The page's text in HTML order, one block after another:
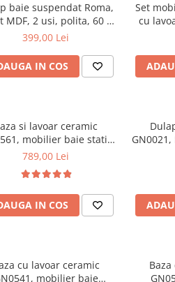
baie suspendat Roma,
MDF, 2 usi, polita, 60 x
68 cm, alb
399,00 Lei
IN COS
Set
cu
front
si lavoar ceramic
mobilier baie stativ
cm, front MDF, 2 usi,
alb/antracit
789,00 Lei
IN COS
usi,
cu lavoar ceramic
mobilier baie